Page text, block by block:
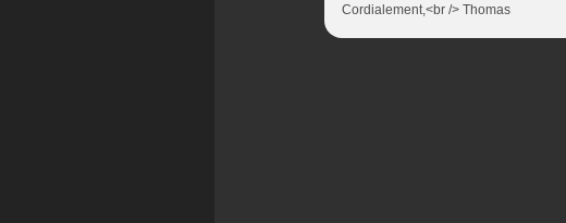
Cordialement,<br /> Thomas